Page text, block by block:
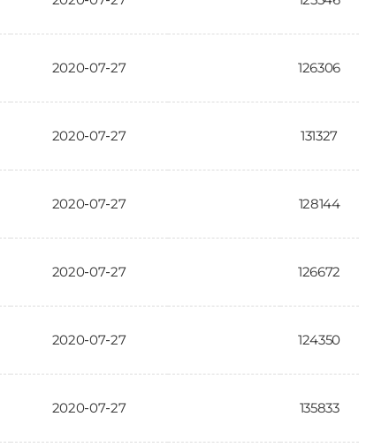
2020-07-27 126306
2020-07-27 131327
2020-07-27 128144
2020-07-27 126672
2020-07-27 124350
2020-07-27 135833